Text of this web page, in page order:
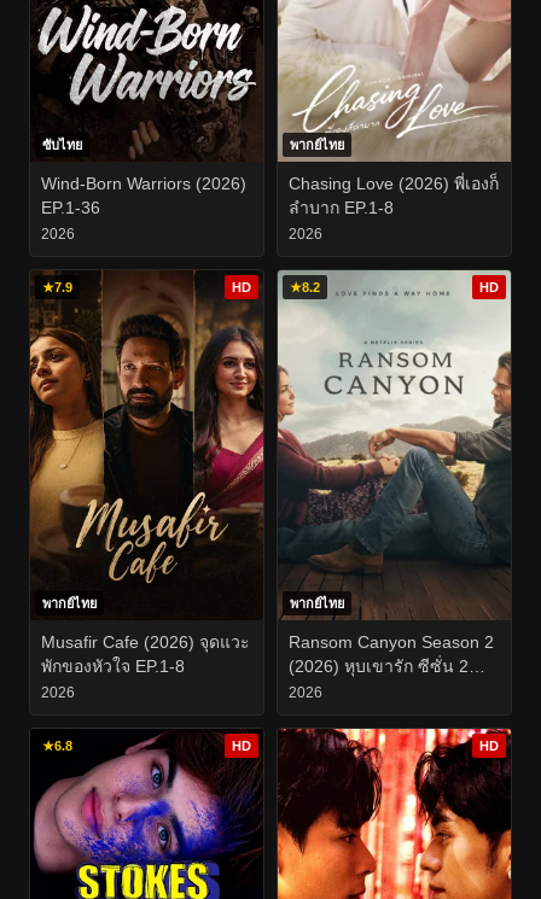
ซับไทย
Wind-Born Warriors (2026)
EP.1-36
2026
พากย์ไทย
Chasing Love (2026) พี่เองก็
ลำบาก EP.1-8
2026
★7.9 HD
พากย์ไทย
Musafir Cafe (2026) จุดแวะ
พักของหัวใจ EP.1-8
2026
★8.2 HD
พากย์ไทย
Ransom Canyon Season 2
(2026) หุบเขารัก ซีซั่น 2
EP.1-8
2026
★6.8 HD HD